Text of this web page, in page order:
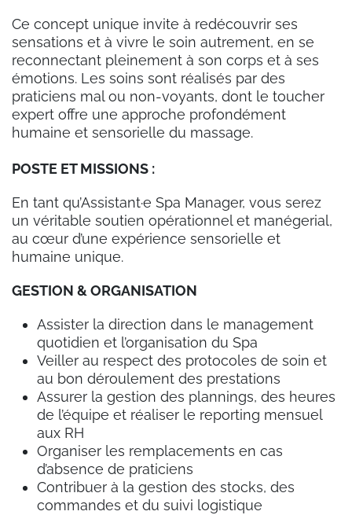
Ce concept unique invite à redécouvrir ses
sensations et à vivre le soin autrement, en se
reconnectant pleinement à son corps et à ses
émotions. Les soins sont réalisés par des
praticiens mal ou non-voyants, dont le toucher
expert offre une approche profondément
humaine et sensorielle du massage.
POSTE ET MISSIONS :
En tant qu’Assistant·e Spa Manager, vous serez
un véritable soutien opérationnel et manégerial,
au cœur d’une expérience sensorielle et
humaine unique.
GESTION & ORGANISATION
Assister la direction dans le management
quotidien et l’organisation du Spa
Veiller au respect des protocoles de soin et
au bon déroulement des prestations
Assurer la gestion des plannings, des heures
de l’équipe et réaliser le reporting mensuel
aux RH
Organiser les remplacements en cas
d’absence de praticiens
Contribuer à la gestion des stocks, des
commandes et du suivi logistique